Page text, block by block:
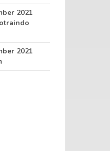
2021
2021